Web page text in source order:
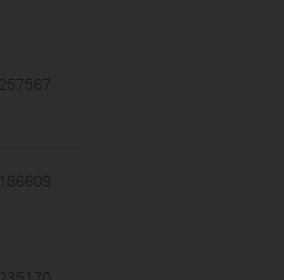
257567
186609